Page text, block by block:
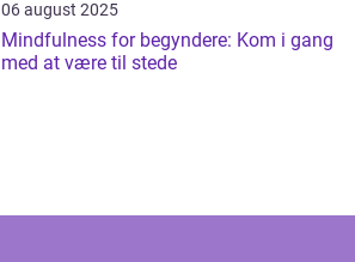
06 august 2025
Mindfulness for begyndere: Kom i gang
med at være til stede